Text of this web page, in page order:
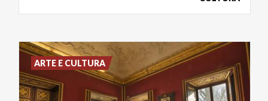
ARTE E CULTURA